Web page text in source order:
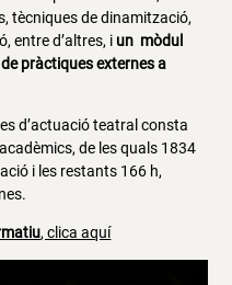
tècniques de dinamització,
entre d’altres, i un mòdul
pràctiques externes a
d’actuació teatral consta
de les quals 1834
i les restants 166 h,
, clica aquí